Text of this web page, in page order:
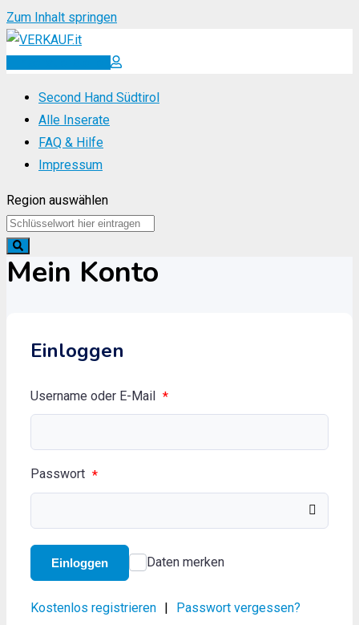
Zum Inhalt springen
Inserat erstellen
Second Hand Südtirol
Alle Inserate
FAQ & Hilfe
Impressum
Region auswählen
Mein Konto
Einloggen
Username oder E-Mail *
Passwort *
Einloggen Daten merken
Kostenlos registrieren | Passwort vergessen?